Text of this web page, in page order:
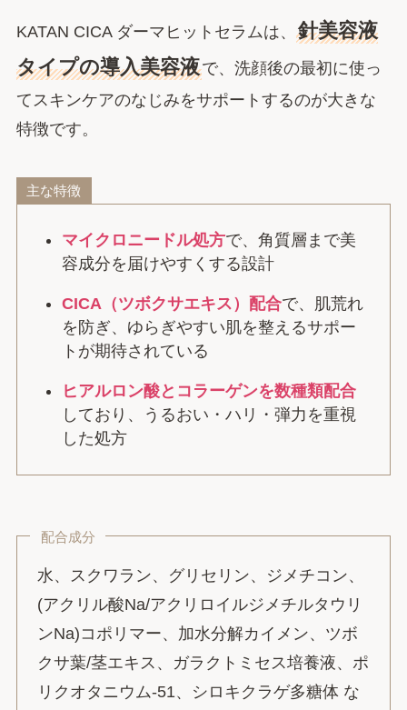
KATAN CICA ダーマヒットセラムは、 針美容液
タイプの導入美容液で、洗顔後の最初に使っ
てスキンケアのなじみをサポートするのが大きな
特徴です。
主な特徴
マイクロニードル処方で、角質層まで美
容成分を届けやすくする設計
CICA（ツボクサエキス）配合で、肌荒れ
を防ぎ、ゆらぎやすい肌を整えるサポー
トが期待されている
ヒアルロン酸とコラーゲンを数種類配合
しており、うるおい・ハリ・弾力を重視
した処方
配合成分
水、スクワラン、グリセリン、ジメチコン、
(アクリル酸Na/アクリロイルジメチルタウリ
ンNa)コポリマー、加水分解カイメン、ツボ
クサ葉/茎エキス、ガラクトミセス培養液、ポ
リクオタニウム-51、シロキクラゲ多糖体 な